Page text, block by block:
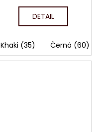
DETAIL
Khaki (35) Černá (60)